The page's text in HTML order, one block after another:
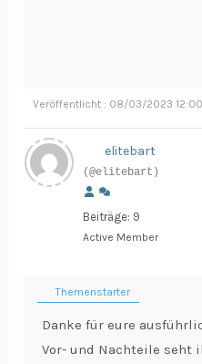
Veröffentlicht : 08/03/2023 12:00
elitebart
(@elitebart)
Beiträge: 9
Active Member
Themenstarter
Danke für eure
Vor- und Nachteile seht